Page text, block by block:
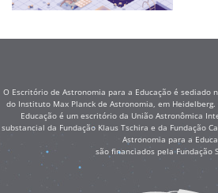
O Escritório de Astronomia para a Educação é sediado
do Instituto Max Planck de Astronomia, em
Educação é um escritório da União Astronômica
substancial da Fundação Klaus Tschira e da Fundação
Astronomia para a
são financiados pela Fundação